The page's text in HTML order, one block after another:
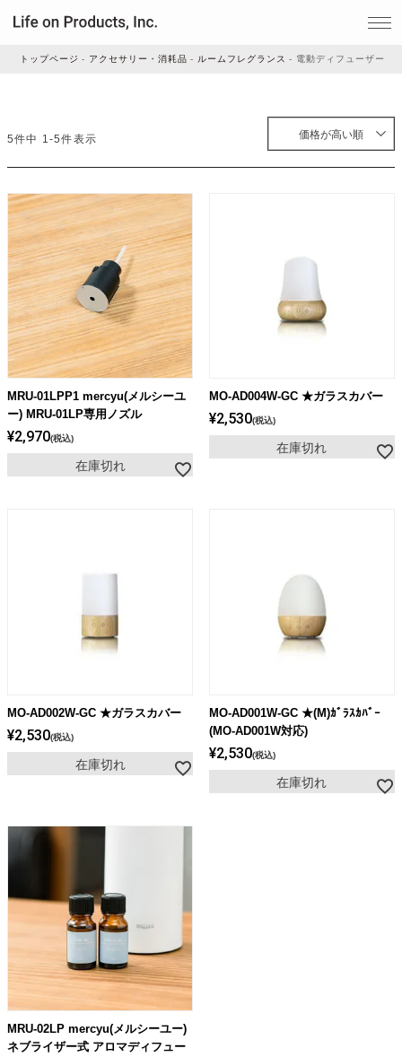
家事・生活雑貨
ルームフレグランス
ビューティー
デジタル雑貨
ライト・シーリングファン
アクセサリー・消耗品
トップページ アクセサリー・消耗品 ルームフレグランス 電動ディフューザー
価格が高い順
5件中 1-5件表示
MRU-01LPP1 mercyu(メルシーユ
ー) MRU-01LP専用ノズル
¥2,970 税込
在庫切れ
MO-AD004W-GC ★ガラスカバー
¥2,530 税込
在庫切れ
MO-AD002W-GC ★ガラスカバー
¥2,530 税込
在庫切れ
MO-AD001W-GC ★(M)ｶﾞﾗｽｶﾊﾞｰ
(MO-AD001W対応)
¥2,530 税込
在庫切れ
MRU-02LP mercyu(メルシーユー)
ネブライザー式 アロマディフュー